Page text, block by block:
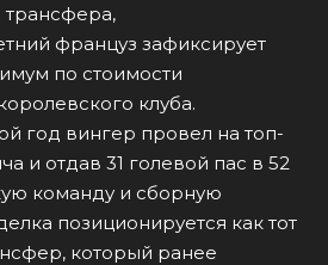
трансфера,
француз зафиксирует
по стоимости
клуба.
год вингер провел на топ-
и отдав 31 голевой пас в 52
команду и сборную
позиционируется как тот
который ранее